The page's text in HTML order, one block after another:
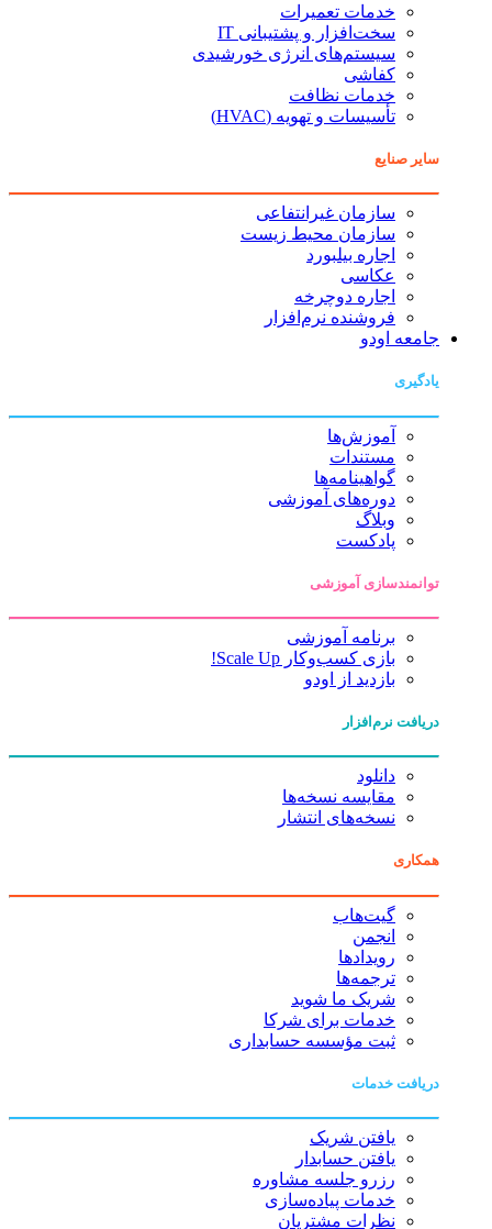
خدمات تعمیرات
سخت‌افزار و پشتیبانی IT
سیستم‌های انرژی خورشیدی
کفاشی
خدمات نظافت
تأسیسات و تهویه (HVAC)
سایر صنایع
سازمان غیرانتفاعی
سازمان محیط زیست
اجاره بیلبورد
عکاسی
اجاره دوچرخه
فروشنده نرم‌افزار
جامعه اودو
یادگیری
آموزش‌ها
مستندات
گواهینامه‌ها
دوره‌های آموزشی
وبلاگ
پادکست
توانمندسازی آموزشی
برنامه آموزشی
بازی کسب‌وکار Scale Up!
بازدید از اودو
دریافت نرم‌افزار
دانلود
مقایسه نسخه‌ها
نسخه‌های انتشار
همکاری
گیت‌هاب
انجمن
رویدادها
ترجمه‌ها
شریک ما شوید
خدمات برای شرکا
ثبت مؤسسه حسابداری
دریافت خدمات
یافتن شریک
یافتن حسابدار
رزرو جلسه مشاوره
خدمات پیاده‌سازی
نظرات مشتریان